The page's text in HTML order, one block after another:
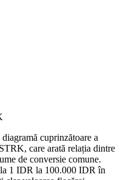
cuprinzătoare a
care arată relația dintre
de conversie comune.
la 1 IDR la 100.000 IDR în